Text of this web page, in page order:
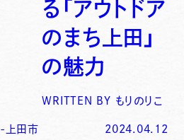
る「アウトドア
のまち上田」
の魅力
WRITTEN BY もりのりこ
- 上田市 2024.04.12